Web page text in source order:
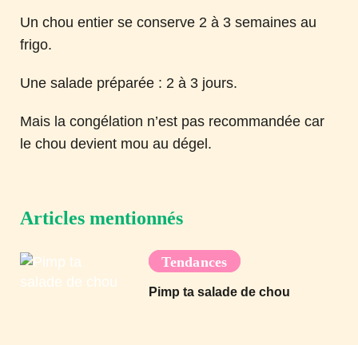
Un chou entier se conserve 2 à 3 semaines au
frigo.
Une salade préparée : 2 à 3 jours.
Mais la congélation n’est pas recommandée car
le chou devient mou au dégel.
Articles mentionnés
Tendances
Pimp ta salade de chou